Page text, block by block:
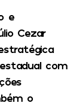
e
Cezar
com
o